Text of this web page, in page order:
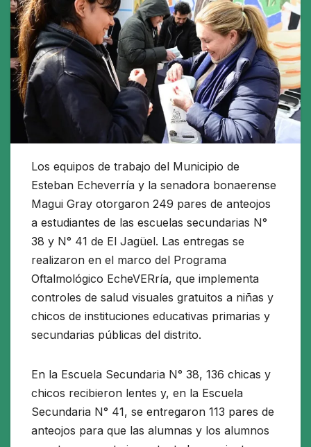
Los equipos de trabajo del Municipio de
Esteban Echeverría y la senadora bonaerense
Magui Gray otorgaron 249 pares de anteojos
a estudiantes de las escuelas secundarias N°
38 y N° 41 de El Jagüel. Las entregas se
realizaron en el marco del Programa
Oftalmológico EcheVERría, que implementa
controles de salud visuales gratuitos a niñas y
chicos de instituciones educativas primarias y
secundarias públicas del distrito.
En la Escuela Secundaria N° 38, 136 chicas y
chicos recibieron lentes y, en la Escuela
Secundaria N° 41, se entregaron 113 pares de
anteojos para que las alumnas y los alumnos